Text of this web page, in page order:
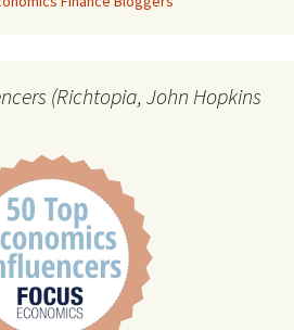
(Richtopia, John Hopkins